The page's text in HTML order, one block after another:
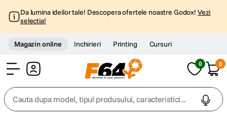
Da lumina ideilor tale! Descopera ofertele noastre Godox! Vezi
selectia!
Magazin online Inchirieri Printing Cursuri
0 0
Cauta dupa model, tipul produsului, caracteristici...